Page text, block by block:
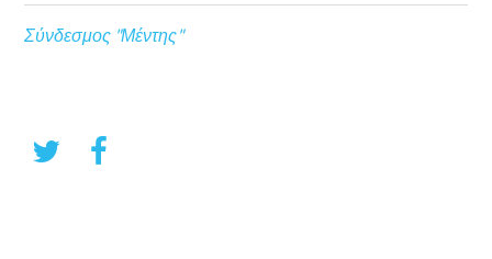
Σύνδεσμος "Μέντης"